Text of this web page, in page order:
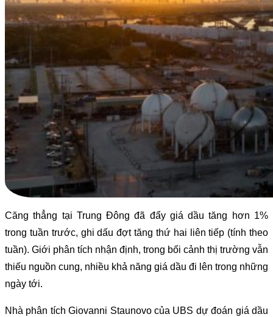
Căng thẳng tại Trung Đông đã đẩy giá dầu tăng hơn 1%
trong tuần trước, ghi dấu đợt tăng thứ hai liên tiếp (tính theo
tuần). Giới phân tích nhận định, trong bối cảnh thị trường vẫn
thiếu nguồn cung, nhiều khả năng giá dầu đi lên trong những
ngày tới.
Nhà phân tích Giovanni Staunovo của UBS dự đoán giá dầu